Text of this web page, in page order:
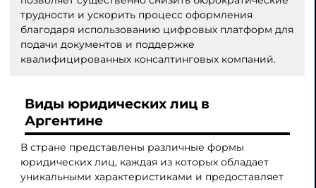
трудности и ускорить процесс оформления
благодаря использованию цифровых платформ для
подачи документов и поддержке
квалифицированных консалтинговых компаний.
Виды юридических лиц в
Аргентине
В стране представлены различные формы
юридических лиц, каждая из которых обладает
уникальными характеристиками и предоставляет